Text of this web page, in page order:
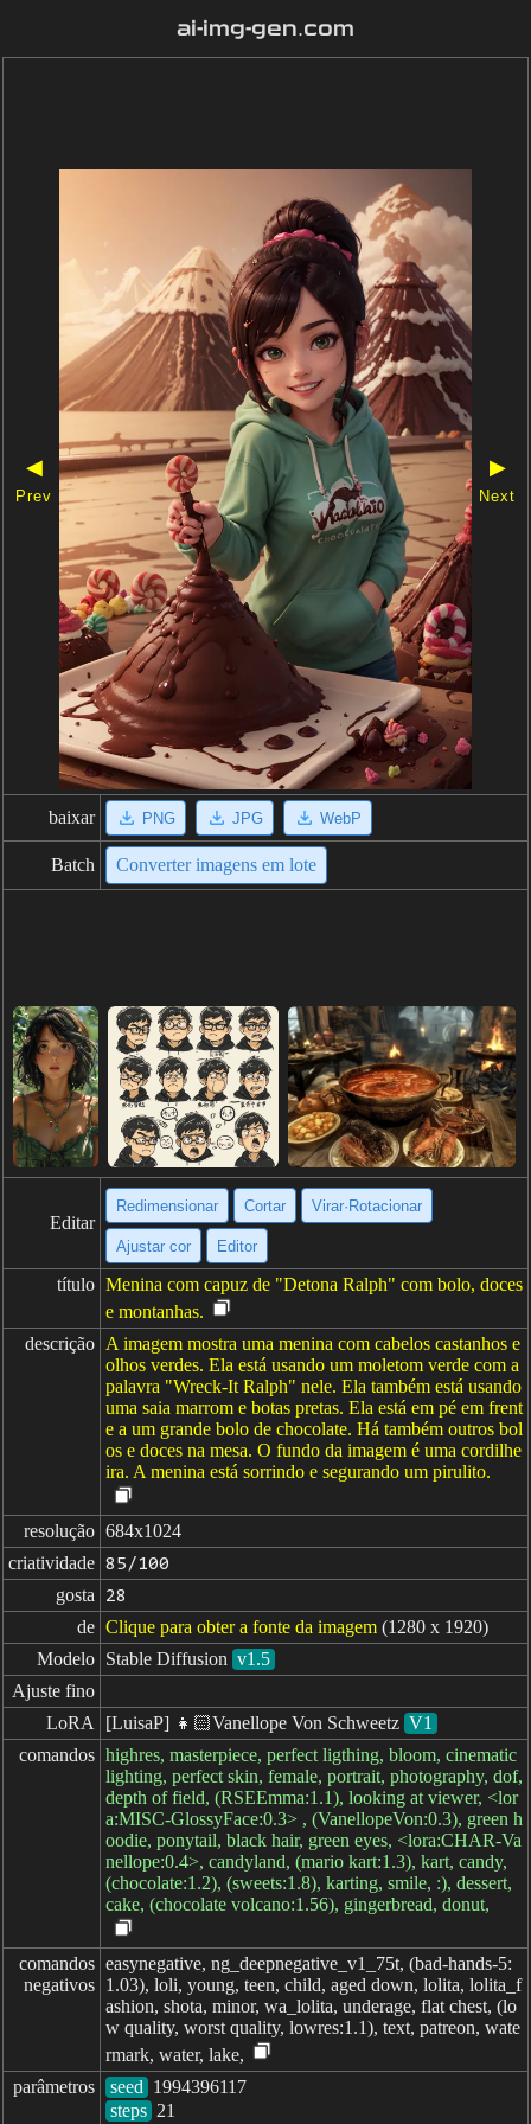
ai-img-gen.com
◀
Prev
▶
Next
baixar PNG JPG WebP
Batch Converter imagens em lote
Editar
Redimensionar Cortar Virar·Rotacionar
Ajustar cor Editor
título Menina com capuz de "Detona Ralph" com bolo, doces
e montanhas.
descrição A imagem mostra uma menina com cabelos castanhos e
olhos verdes. Ela está usando um moletom verde com a
palavra "Wreck-It Ralph" nele. Ela também está usando
uma saia marrom e botas pretas. Ela está em pé em frent
e a um grande bolo de chocolate. Há também outros bol
os e doces na mesa. O fundo da imagem é uma cordilhe
ira. A menina está sorrindo e segurando um pirulito.
resolução 684x1024
criatividade 85/100
gosta 28
de Clique para obter a fonte da imagem (1280 x 1920)
Modelo Stable Diffusion v1.5
Ajuste fino
LoRA
[LuisaP] 👧🏻Vanellope Von Schweetz V1
comandos highres, masterpiece, perfect ligthing, bloom, cinematic
lighting, perfect skin, female, portrait, photography, dof,
depth of field, (RSEEmma:1.1), looking at viewer, <lor
a:MISC-GlossyFace:0.3> , (VanellopeVon:0.3), green h
oodie, ponytail, black hair, green eyes, <lora:CHAR-Va
nellope:0.4>, candyland, (mario kart:1.3), kart, candy,
(chocolate:1.2), (sweets:1.8), karting, smile, :), dessert,
cake, (chocolate volcano:1.56), gingerbread, donut,
comandos
negativos
easynegative, ng_deepnegative_v1_75t, (bad-hands-5:
1.03), loli, young, teen, child, aged down, lolita, lolita_f
ashion, shota, minor, wa_lolita, underage, flat chest, (lo
w quality, worst quality, lowres:1.1), text, patreon, wate
rmark, water, lake,
parâmetros
seed
steps